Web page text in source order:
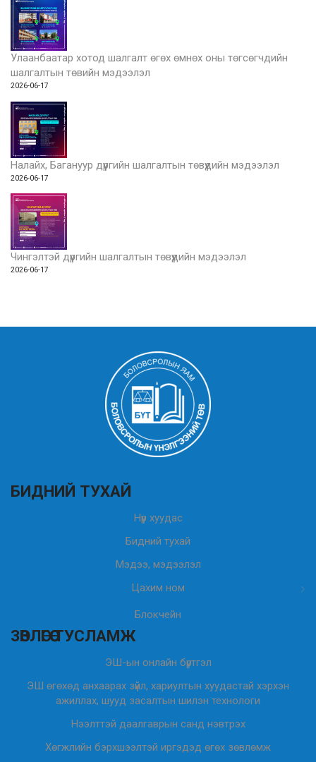
Улаанбаатар хотод шалгалт өгөх өмнөх оны төгсөгчдийн
шалгалтын төвийн мэдээлэл
2026-06-17
Налайх, Багануур дүүргийн шалгалтын төвүүдийн мэдээлэл
2026-06-17
Чингэлтэй дүүргийн шалгалтын төвүүдийн мэдээлэл
2026-06-17
БИДНИЙ ТУХАЙ
Нүүр хуудас
Бидний тухай
Мэдээ, мэдээлэл
Цахим ном
Блокчейн
ЗӨВЛӨГӨӨ ТУСЛАМЖ
ЭШ-ын онлайн бүртгэл
ЭШ өгөхөд анхаарах зүйл, хариултын хуудастай хэрхэн
ажиллах, шууд засалтын шилэн технологи
Нээлттэй даалгаврын санд нэвтрэх
Хөгжлийн бэрхшээлтэй иргэдэд өгөх зөвлөмж